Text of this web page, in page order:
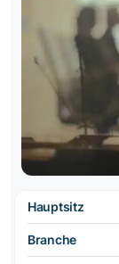
Hauptsitz
Branche